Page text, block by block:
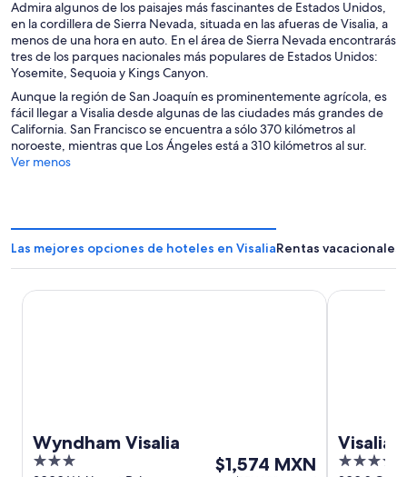
Admira algunos de los paisajes más fascinantes de Estados Unidos,
en la cordillera de Sierra Nevada, situada en las afueras de Visalia, a
menos de una hora en auto. En el área de Sierra Nevada encontrarás
tres de los parques nacionales más populares de Estados Unidos:
Yosemite, Sequoia y Kings Canyon.
Aunque la región de San Joaquín es prominentemente agrícola, es
fácil llegar a Visalia desde algunas de las ciudades más grandes de
California. San Francisco se encuentra a sólo 370 kilómetros al
noroeste, mientras que Los Ángeles está a 310 kilómetros al sur.
Ver menos
Las mejores opciones de hoteles en VisaliaRentas vacacionales
Wyndham Visalia
3
El
$1,574 MXN
Wyndham Visalia
Visalia
4
Visalia